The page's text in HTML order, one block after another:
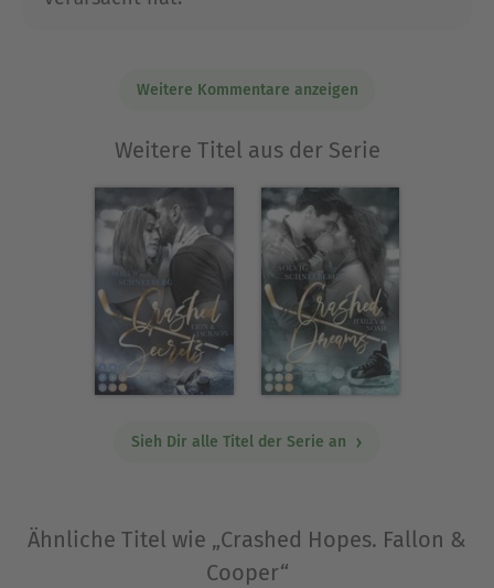
Weitere Kommentare anzeigen
Weitere Titel aus der Serie
Sieh Dir alle Titel der Serie an
Ähnliche Titel wie „Crashed Hopes. Fallon &
Cooper“